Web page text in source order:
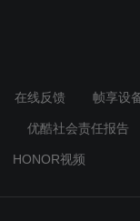
在线反馈 帧享设
优酷社会责任报告
HONOR视频